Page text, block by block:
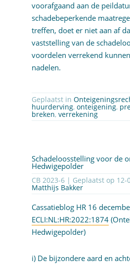
voorafgaand aan de
schadebeperkende
treffen, doet er niet aan af
vaststelling van de
voordelen verrekend
nadelen.
Geplaatst in
huurderving, onteigening,
breken, verrekening
Schadeloosstelling voor de
Hedwigepolder
CB 2023-6 | Geplaatst op 12-
Matthijs Bakker
Cassatieblog HR 16
ECLI:NL:HR:2022:1874
Hedwigepolder)
i) De bijzondere aard en